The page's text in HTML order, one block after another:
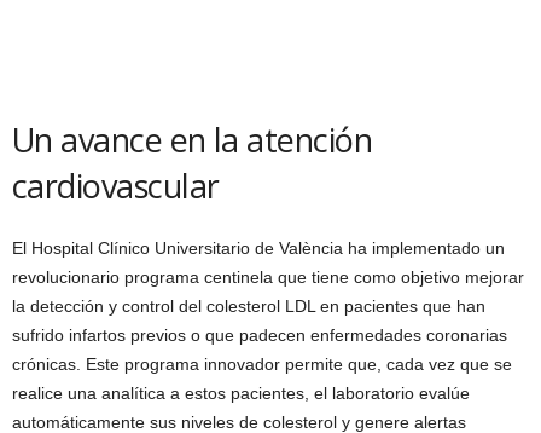
Un avance en la atención
cardiovascular
El Hospital Clínico Universitario de València ha implementado un
revolucionario programa centinela que tiene como objetivo mejorar
la detección y control del colesterol LDL en pacientes que han
sufrido infartos previos o que padecen enfermedades coronarias
crónicas. Este programa innovador permite que, cada vez que se
realice una analítica a estos pacientes, el laboratorio evalúe
automáticamente sus niveles de colesterol y genere alertas